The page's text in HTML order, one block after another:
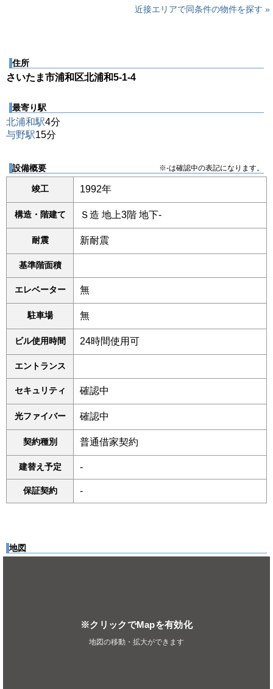
近接エリアで同条件の物件を探す »
住所
さいたま市浦和区北浦和5-1-4
最寄り駅
北浦和駅4分
与野駅15分
設備概要 ※-は確認中の表記になります。
竣工 1992年
構造・階建て Ｓ造 地上3階 地下-
耐震 新耐震
基準階面積
エレベーター 無
駐車場 無
ビル使用時間 24時間使用可
エントランス
セキュリティ 確認中
光ファイバー 確認中
契約種別 普通借家契約
建替え予定 -
保証契約 -
地図
※クリックでMapを有効化
地図の移動・拡大ができます